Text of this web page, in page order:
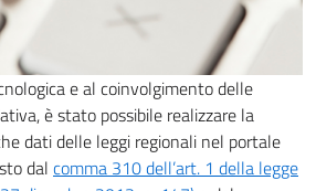
e al coinvolgimento delle
è stato possibile realizzare la
dati delle leggi regionali nel portale
dal comma 310 dell’art. 1 della legge